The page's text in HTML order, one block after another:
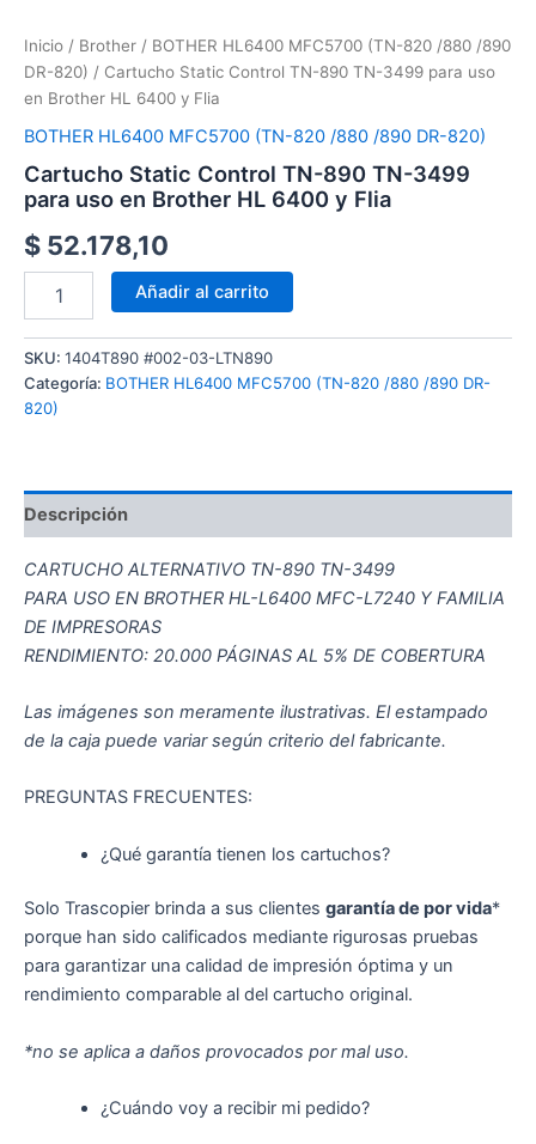
Inicio / Brother / BOTHER HL6400 MFC5700 (TN-820 /880 /890
DR-820) / Cartucho Static Control TN-890 TN-3499 para uso
en Brother HL 6400 y Flia
BOTHER HL6400 MFC5700 (TN-820 /880 /890 DR-820)
Cartucho Static Control TN-890 TN-3499
para uso en Brother HL 6400 y Flia
$ 52.178,10
Añadir al carrito
SKU: 1404T890 #002-03-LTN890
Categoría: BOTHER HL6400 MFC5700 (TN-820 /880 /890 DR-
820)
Descripción
CARTUCHO ALTERNATIVO TN-890 TN-3499
PARA USO EN BROTHER HL-L6400 MFC-L7240 Y FAMILIA
DE IMPRESORAS
RENDIMIENTO: 20.000 PÁGINAS AL 5% DE COBERTURA
Las imágenes son meramente ilustrativas. El estampado
de la caja puede variar según criterio del fabricante.
PREGUNTAS FRECUENTES:
¿Qué garantía tienen los cartuchos?
Solo Trascopier brinda a sus clientes garantía de por vida*
porque han sido calificados mediante rigurosas pruebas
para garantizar una calidad de impresión óptima y un
rendimiento comparable al del cartucho original.
*no se aplica a daños provocados por mal uso.
¿Cuándo voy a recibir mi pedido?